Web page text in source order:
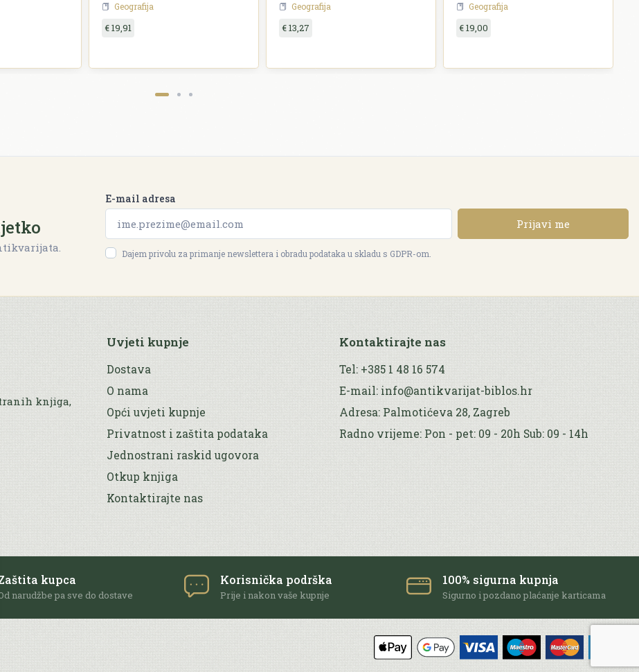
Geografija
€ 19,91
Geografija
€ 13,27
Geografija
€ 19,00
E-mail adresa
Prijavi me
Dajem privolu za primanje newslettera i obradu podataka u skladu s GDPR-om.
knjiga,
Uvjeti kupnje
Dostava
O nama
Opći uvjeti kupnje
Privatnost i zaštita podataka
Jednostrani raskid ugovora
Otkup knjiga
Kontaktirajte nas
Kontaktirajte nas
Tel: +385 1 48 16 574
E-mail: info@antikvarijat-biblos.hr
Adresa: Palmotićeva 28, Zagreb
Radno vrijeme: Pon - pet: 09 - 20h Sub: 09 - 14h
kupca
narudžbe pa sve do dostave
Korisnička podrška
Prije i nakon vaše kupnje
100% sigurna kupnja
Sigurno i pozdano plaćanje karticama